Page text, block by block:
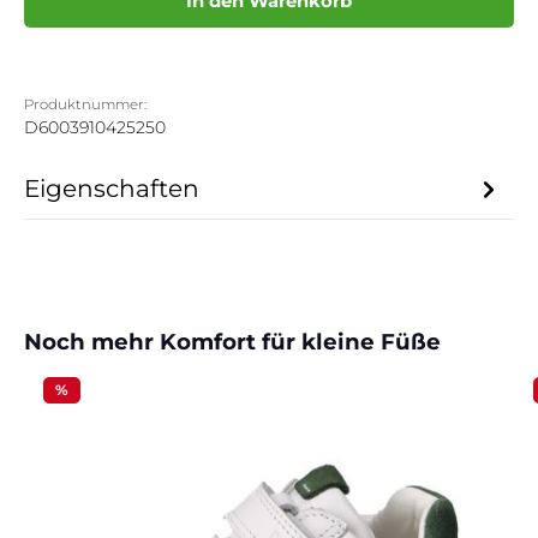
Produktnummer:
D6003910425250
Eigenschaften
Produktgalerie überspringen
Noch mehr Komfort für kleine Füße
%